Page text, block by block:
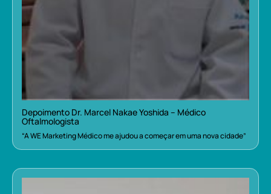
Depoimento Dr. Marcel Nakae Yoshida – Médico
Oftalmologista
“A WE Marketing Médico me ajudou a começar em uma nova cidade”